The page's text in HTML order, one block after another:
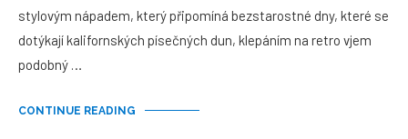
stylovým nápadem, který připomíná bezstarostné dny, které se
dotýkají kalifornských písečných dun, klepáním na retro vjem
podobný …
CONTINUE READING